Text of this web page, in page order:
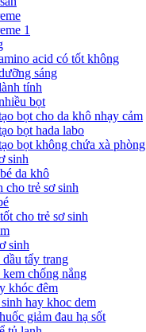
1
acid có tốt không
sáng
tính
bọt
bọt cho da khô nhạy cảm
bọt hada labo
bọt không chứa xà phòng
sinh
da khô
cho trẻ sơ sinh
cho trẻ sơ sinh
sinh
tẩy trang
kem chống nắng
khóc đêm
hay khoc dem
giảm đau hạ sốt